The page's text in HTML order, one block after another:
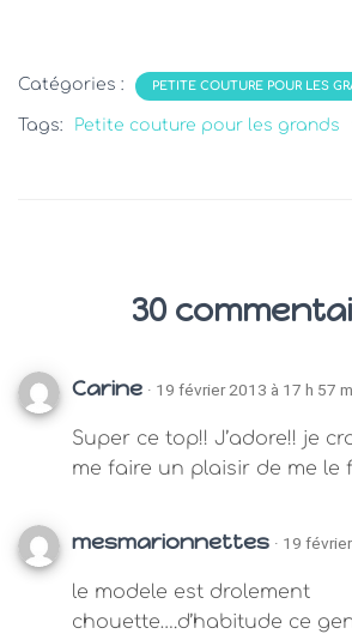
Catégories : PETITE COUTURE POUR LES
Tags: Petite couture pour les grands
30
Carine · 19 février 2013 à 17 h 57
Super ce top!! J’adore!! je
me faire un plaisir de me le
mesmarionnettes · 19
le modele est drolement
chouette….d’habitude ce